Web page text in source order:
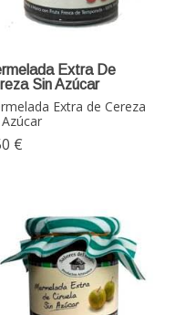
Extra De
Sin Azúcar
Extra de Cereza
€